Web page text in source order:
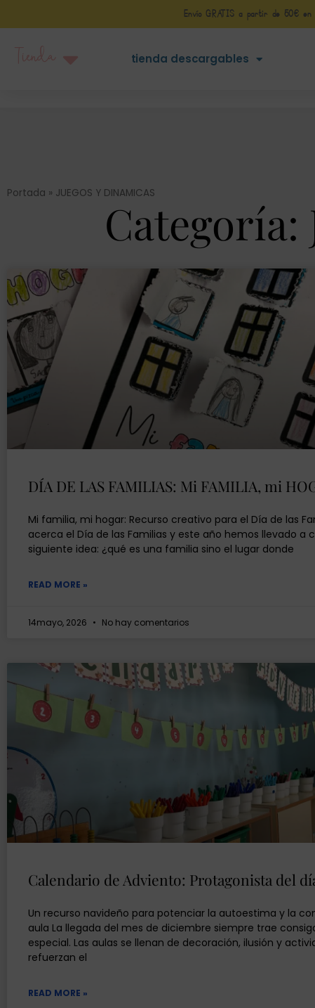
Envío GRATIS a partir de 50€ en
tienda descargables
Portada » JUEGOS Y DINAMICAS
Categoría:
DÍA DE LAS FAMILIAS: Mi FAMILIA, mi
Mi familia, mi hogar: Recurso creativo para el Día de las
acerca el Día de las Familias y este año hemos llevado a
siguiente idea: ¿qué es una familia sino el lugar donde
READ MORE »
14mayo, 2026 No hay comentarios
Calendario de Adviento: Protagonista del
Un recurso navideño para potenciar la autoestima y la
aula La llegada del mes de diciembre siempre trae
especial. Las aulas se llenan de decoración, ilusión y
refuerzan el
READ MORE »